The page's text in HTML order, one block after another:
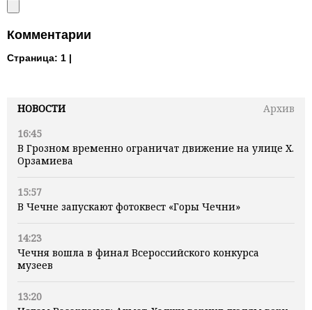
НОВОСТИ
Архив
16:45
В Грозном временно ограничат движение на улице Х.
Орзамиева
15:57
В Чечне запускают фотоквест «Горы Чечни»
14:23
Чечня вошла в финал Всероссийского конкурса
музеев
13:20
Комментарии
Страница: 1 |